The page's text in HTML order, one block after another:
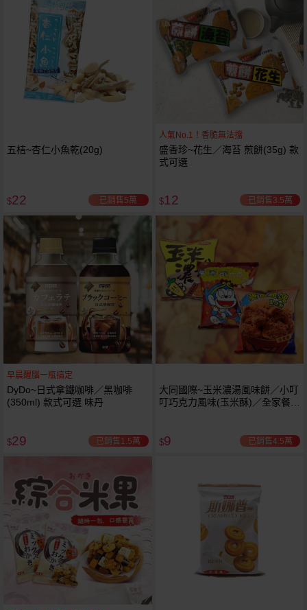
五桔~杏仁小魚乾(20g)
$22 已銷售5萬
人氣No.1！香脆無法擋
盛香珍~花生／海苔 煎餅(35g) 款
式可選
$12 已銷售3.5萬
早晨醒腦一瓶搞定
DyDo~日式拿鐵咖啡／黑咖啡
(350ml) 款式可選 味丹
$29 已銷售1.5萬
大同國際~玉米濃湯風味餅／小叮
叮巧克力風味(玉米酥)／全家餐麥
$9 已銷售4.5萬